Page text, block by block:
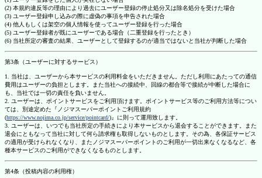
(2) 本規約違反等の理由により過去にユーザー登録の停止処分又は除名処分を受けた場合
(3) ユーザー登録申し込みの際に虚偽の事項を申告された場合
(4) 他人もしくは架空の個人情報を使ってユーザー登録を行った場合
(5) ユーザー登録者が既にユーザーである場合（二重登録を行ったとき）
(6) 当社所定の審査の結果、ユーザーとして登録するのが適当ではないと当社が判断した場合
第3条（ユーザーに対するサービス）
1. 当社は、ユーザーから本サービスの利用料金をいただきません。ただし利用にあたっての通信
費用はユーザーの負担とします。また当社への接続中、回線の都合等で接続が中断した場合に
も、当社では一切の責任を負いません。
2. ユーザーは、ポイントサービスをご利用頂けます。ポイントサービス等のご利用方法等につい
ては、別途定めた『ノジマスーパーポイントご利用規約
(https://www.nojima.co.jp/service/pointcard/)』に則って運用致します。
3. ユーザーは、いつでも当社所定の手続きにより本サービスから退会することができます。また
退会にともなって当社に対して何ら請求権も取得しないものとします。その為、各保証サービス
の適用が受けられなくなり、またノジマスーパーポイントのご利用が一切出来なくなるなど、各
種本サービスのご利用ができなくなるものとします。
第4条（投稿内容の利用権）